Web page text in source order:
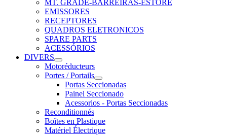
MT. GRADE-BARREIRAS-ESTORE
EMISSORES
RECEPTORES
QUADROS ELETRONICOS
SPARE PARTS
ACESSÓRIOS
DIVERS
Motoréducteurs
Portes / Portails
Portas Seccionadas
Painel Seccionado
Acessorios - Portas Seccionadas
Reconditionnés
Boîtes en Plastique
Matériel Électrique